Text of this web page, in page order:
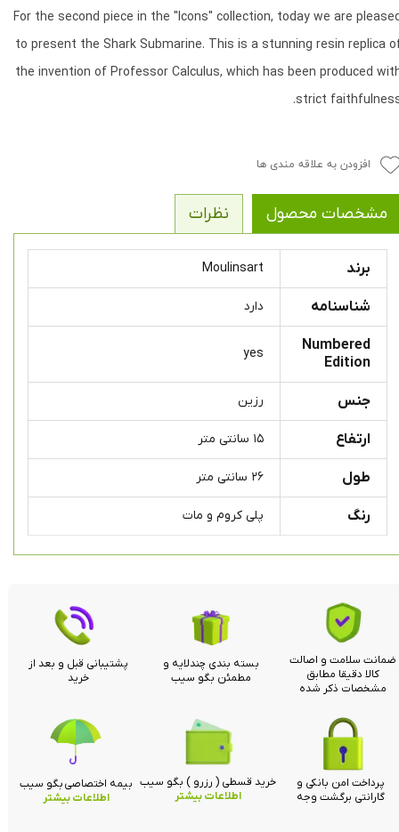
For the second piece in the "Icons" collection, today we are
to present the Shark Submarine. This is a stunning resin replica
the invention of Professor Calculus, which has been produced
strict
افزودن به علاقه مندی ها
مشخصات محصول نظرات
برند Moulinsart
شناسنامه دارد
Numbered
Edition
yes
جنس رزین
ارتفاع ۱۵ سانتی متر
طول ۲۶ سانتی متر
رنگ پلی کروم و مات
ضمانت سلامت و اصالت
کالا دقیقا مطابق
مشخصات ذکر شده
بسته بندی چندلایه و
مطمئن بگو سیب
پشتیبانی قبل و بعد از
خرید
خرید قسطی ( رزرو ) بگو سیب
اطلاعات بیشتر
پرداخت امن بانکی و
گارانتی برگشت وجه
بیمه اختصاصی بگو سیب
اطلاعات بیشتر